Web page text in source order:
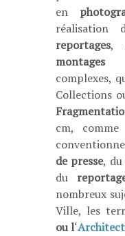
en
réalisation
reportages,
complexes,
Collections
cm,
de presse, du
du
nombreux
Ville, les
ou l‘